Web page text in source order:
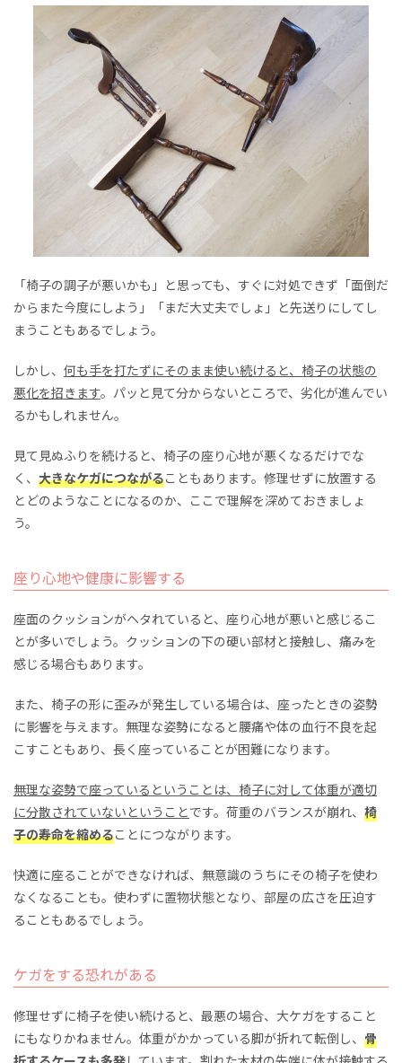
「椅子の調子が悪いかも」と思っても、すぐに対処できず「面倒だ
からまた今度にしよう」「まだ大丈夫でしょ」と先送りにしてし
まうこともあるでしょう。
しかし、 何も手を打たずにそのまま使い続けると、椅子の状態の
悪化を招きます。パッと見て分からないところで、劣化が進んでい
るかもしれません。
見て見ぬふりを続けると、椅子の座り心地が悪くなるだけでな
く、 大きなケガにつながることもあります。修理せずに放置する
とどのようなことになるのか、ここで理解を深めておきましょ
う。
座り心地や健康に影響する
座面のクッションがヘタれていると、座り心地が悪いと感じるこ
とが多いでしょう。クッションの下の硬い部材と接触し、痛みを
感じる場合もあります。
また、椅子の形に歪みが発生している場合は、座ったときの姿勢
に影響を与えます。無理な姿勢になると腰痛や体の血行不良を起
こすこともあり、長く座っていることが困難になります。
無理な姿勢で座っているということは、椅子に対して体重が適切
に分散されていないということです。荷重のバランスが崩れ、 椅
子の寿命を縮めることにつながります。
快適に座ることができなければ、無意識のうちにその椅子を使わ
なくなることも。使わずに置物状態となり、部屋の広さを圧迫す
ることもあるでしょう。
ケガをする恐れがある
修理せずに椅子を使い続けると、最悪の場合、大ケガをすること
にもなりかねません。体重がかかっている脚が折れて転倒し、 骨